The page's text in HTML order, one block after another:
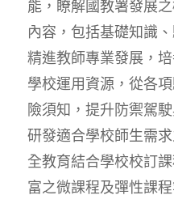
能，瞭解國教署發展
內容，包括基礎知識
精進教師專業發展，
學校運用資源，從各
險須知，提升防禦駕
研發適合學校師生需
全教育結合學校校訂
富之微課程及彈性課